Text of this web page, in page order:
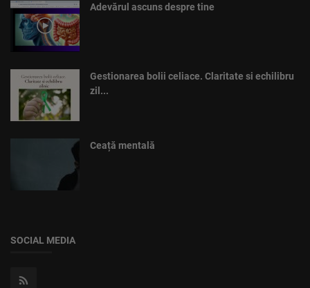
Adevărul ascuns despre tine
Gestionarea bolii celiace. Claritate si echilibru
zil...
Ceață mentală
SOCIAL MEDIA